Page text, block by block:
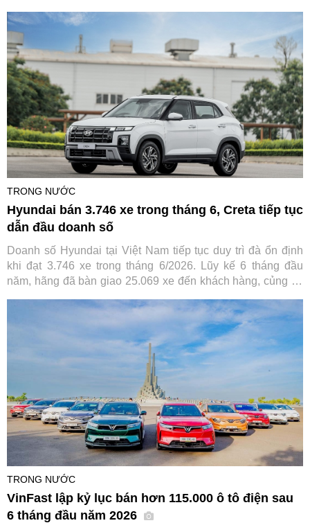
vừa đạt cột mốc 40.000 xe lăn bánh tại Việt Nam.
TRONG NƯỚC
Hyundai bán 3.746 xe trong tháng 6, Creta tiếp tục
dẫn đầu doanh số
Doanh số Hyundai tại Việt Nam tiếp tục duy trì đà ổn định
khi đạt 3.746 xe trong tháng 6/2026. Lũy kế 6 tháng đầu
năm, hãng đã bàn giao 25.069 xe đến khách hàng, củng cố
TRONG NƯỚC
VinFast lập kỷ lục bán hơn 115.000 ô tô điện sau
6 tháng đầu năm 2026